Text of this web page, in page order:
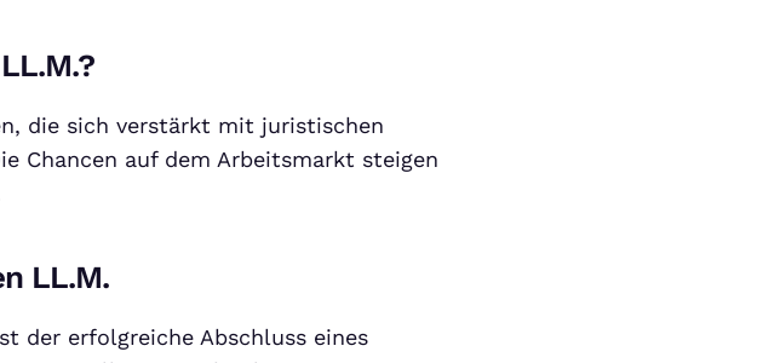
die sich verstärkt mit juristischen
Chancen auf dem Arbeitsmarkt steigen
LL.M.
der erfolgreiche Abschluss eines